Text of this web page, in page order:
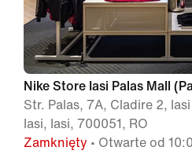
Nike Store Iasi Palas Mall
Str. Palas, 7A, Cladire 2,
Iasi, Iasi, 700051, RO
Zamknięty • Otwarte od